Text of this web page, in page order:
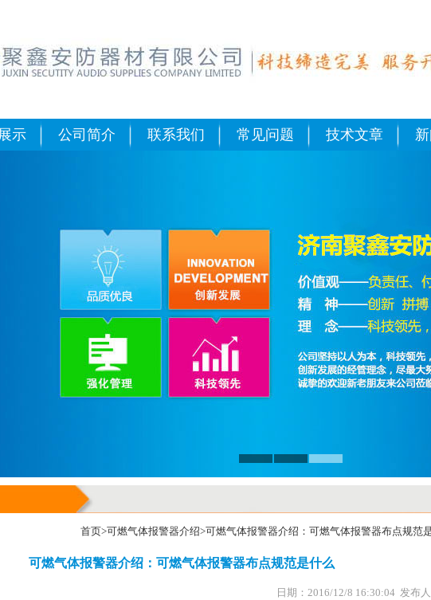
警器介绍：可燃气体报警器布点规范
示 公司简介 联系我们 常见问题 技术文章
首页>可燃气体报警器介绍>可燃气体报警器介绍：可燃气体报警器布点规范
可燃气体报警器介绍：可燃气体报警器布点规范是什么
日期：2016/12/8 16:30:04 发布